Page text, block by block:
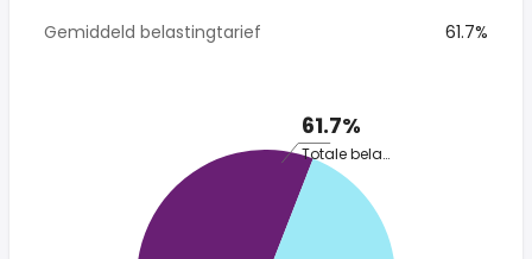
Gemiddeld belastingtarief
61.7%
61.7%
Totale belasting